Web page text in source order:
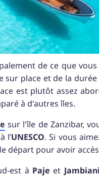
de ce que
place et de la
est plutôt assez
à d'autres îles.
sur l'île de Zanzibar,
l’UNESCO. Si vous
départ pour avoir
est à Paje et Jambiani